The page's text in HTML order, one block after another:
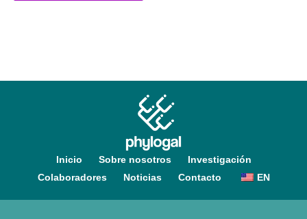
Inicio Sobre nosotros
Investigación
Colaboradores
Noticias Contacto EN